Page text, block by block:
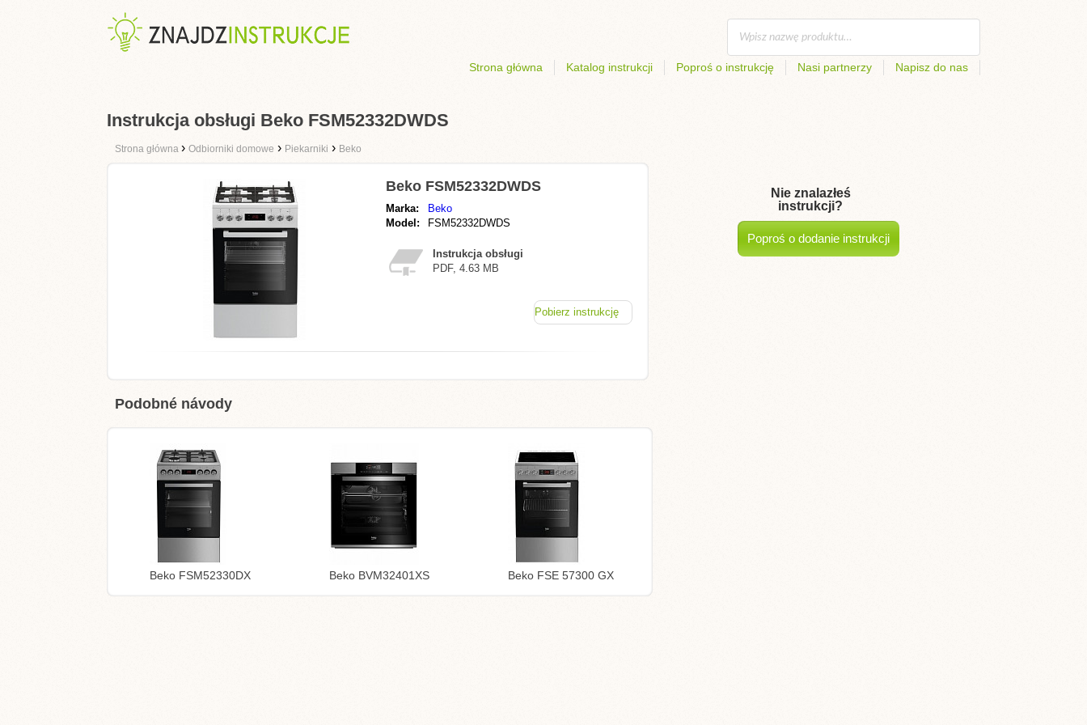
Strona główna Katalog instrukcji Poproś o instrukcję Nasi partnerzy Napisz do nas
Instrukcja obsługi Beko FSM52332DWDS
Strona główna › Odbiorniki domowe › Piekarniki › Beko
Beko FSM52332DWDS
Marka:
Beko
Model:
FSM52332DWDS
Instrukcja obsługi
PDF, 4.63 MB
Pobierz instrukcję
Podobné návody
Beko FSM52330DX Beko BVM32401XS Beko FSE 57300 GX
Nie znalazłeś
instrukcji?
Poproś o dodanie instrukcji